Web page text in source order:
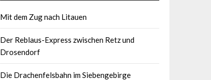
Mit dem Zug nach Litauen
Der Reblaus-Express zwischen Retz und
Drosendorf
Die Drachenfelsbahn im Siebengebirge